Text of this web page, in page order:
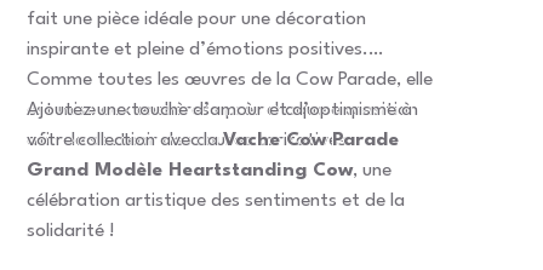
fait une pièce idéale pour une décoration
inspirante et pleine d’émotions positives.
Comme toutes les œuvres de la Cow Parade, elle
est mise aux enchères après chaque exposition
afin de soutenir des causes caritatives.
Ajoutez une touche d’amour et d’optimisme à
votre collection avec laVache Cow Parade
Grand Modèle Heartstanding Cow, une
célébration artistique des sentiments et de la
solidarité !